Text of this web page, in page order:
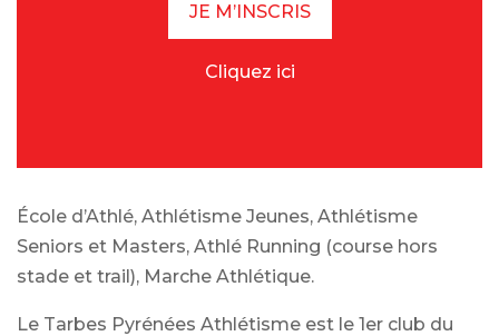
JE M’INSCRIS
Cliquez ici
École d’Athlé, Athlétisme Jeunes, Athlétisme
Seniors et Masters, Athlé Running (course hors
stade et trail), Marche Athlétique.
Le Tarbes Pyrénées Athlétisme est le 1er club du